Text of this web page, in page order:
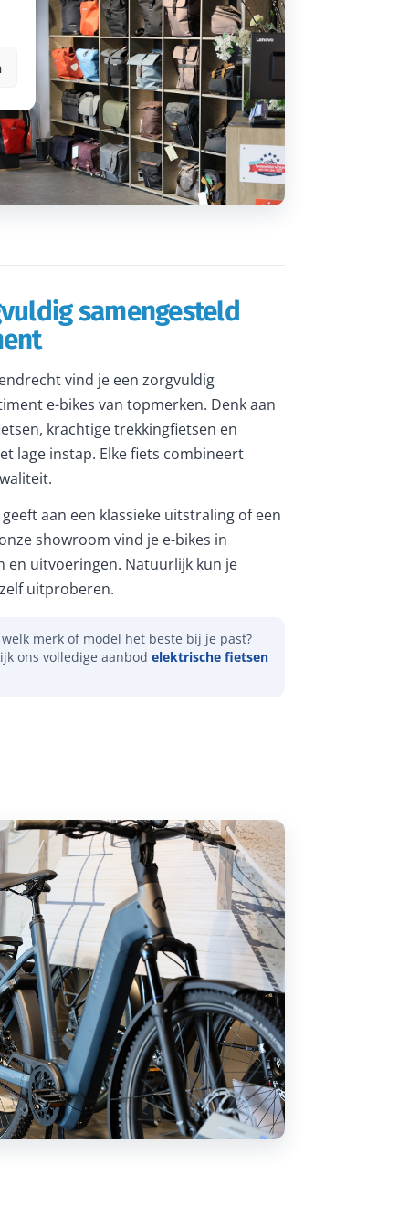
samengesteld
vind je een zorgvuldig
e-bikes van topmerken. Denk aan
krachtige trekkingfietsen en
lage instap. Elke fiets combineert
aan een klassieke uitstraling of een
showroom vind je e-bikes in
en uitvoeringen. Natuurlijk kun je
uitproberen.
merk of model het beste bij je past?
ons volledige aanbod elektrische fietsen